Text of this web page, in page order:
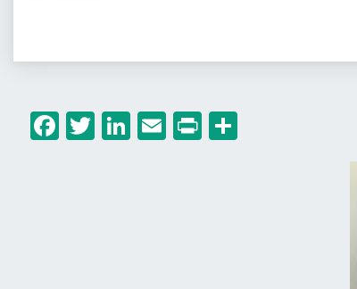
Facebook
Twitter
LinkedIn
Email
Print